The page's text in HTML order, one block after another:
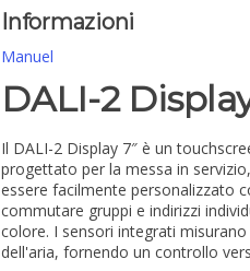
Informazioni
Manuel
DALI-2
Il DALI-2 Display 7″ è un
progettato per la messa in
essere facilmente personalizzato
commutare gruppi e indirizzi
colore. I sensori integrati
dell'aria, fornendo un controllo